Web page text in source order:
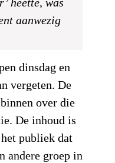
heette, was
aanwezig
dinsdag en
vergeten. De
over die
De inhoud is
publiek dat
andere groep in